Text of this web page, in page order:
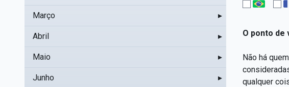
Março ▸
Abril ▸
Maio ▸
Junho ▸
O ponto de
Não há
qualquer